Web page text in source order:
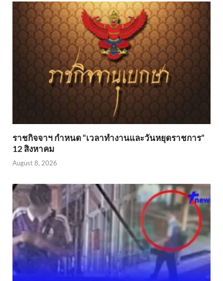
ราชกิจจาฯ กำหนด “เวลาทำงานและวันหยุดราชการ”
12 สิงหาคม
August 8, 2026